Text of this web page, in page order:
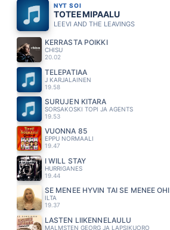
NYT SOI
TOTEEMIPAALU
LEEVI AND THE LEAVINGS
KERRASTA POIKKI
CHISU
20.02
TELEPATIAA
J KARJALAINEN
19.58
SURUJEN KITARA
SORSAKOSKI TOPI JA AGENTS
19.53
VUONNA 85
EPPU NORMAALI
19.47
I WILL STAY
HURRIGANES
19.44
SE MENEE HYVIN TAI SE MENEE OHI
ILTA
19.37
LASTEN LIIKENNELAULU
MALMSTEN GEORG JA LAPSIKUORO